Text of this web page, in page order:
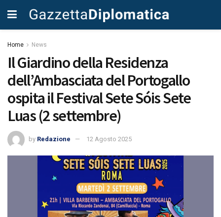
Home News
Il Giardino della Residenza
dell’Ambasciata del Portogallo
ospita il Festival Sete Sóis Sete
Luas (2 settembre)
by Redazione 12 Agosto 2025